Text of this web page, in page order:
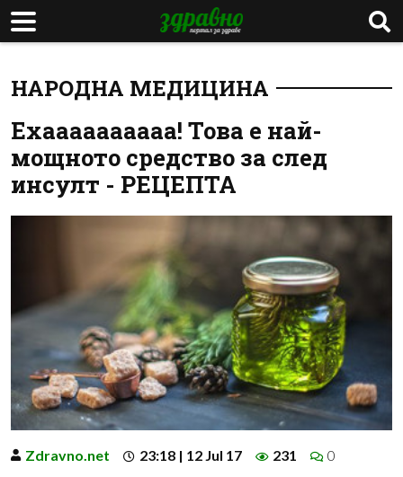
НАРОДНА МЕДИЦИНА
Ехаааааааааа! Това е най-
мощното средство за след
инсулт - РЕЦЕПТА
Zdravno.net 23:18 | 12 Jul 17 231 0